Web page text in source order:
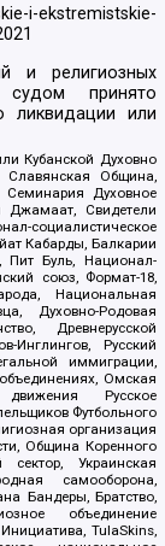
i-ekstremistskie-
и религиозных
принято
ликвидации или
Кубанской Духовно
Славянская Община,
Духовное
Джамаат, Свидетели
социалистическое
Кабарды, Балкарии
Пит Буль, Национал-
союз, Формат-18,
Национальная
Духовно-Родовая
Древнерусской
Инглингов, Русский
иммиграции,
Омская
движения Русское
Футбольного
организация
Община Коренного
Украинская
самооборона,
Бандеры, Братство,
объединение
TulaSkins,